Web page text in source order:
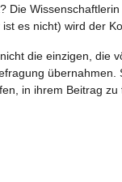
Die
es nicht) wird der
die einzigen, die
in ihrem Beitrag